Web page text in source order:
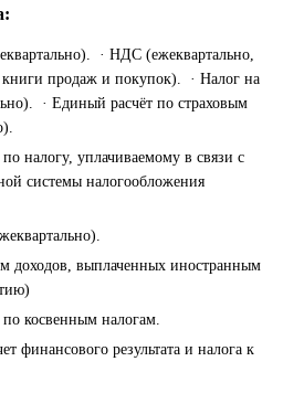
· НДС (ежеквартально,
продаж и покупок). · Налог на
· Единый расчёт по страховым
по налогу, уплачиваемому в связи с
системы налогообложения
доходов, выплаченных иностранным
по косвенным налогам.
финансового результата и налога к